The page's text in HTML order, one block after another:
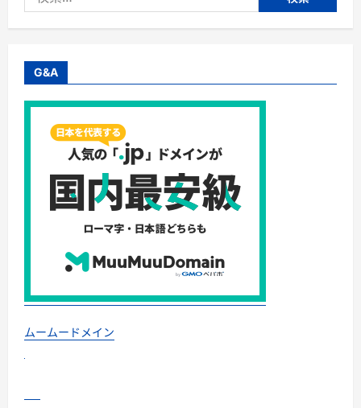
社
ｄ
パ
テ
ー
で
楽
し
だ
翌
日
朝
か
ス
ッ
リ
に
索:
G&A
ムームードメイン